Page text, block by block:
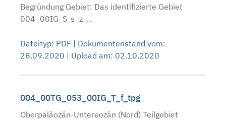
Begründung Gebiet: Das identifizierte Gebiet
004_00IG_S_s_z ...
Dateityp: PDF | Dokumentenstand vom:
28.09.2020 | Upload am: 02.10.2020
004_00TG_053_00IG_T_f_tpg
Oberpaläozän-Untereozän (Nord) Teilgebiet